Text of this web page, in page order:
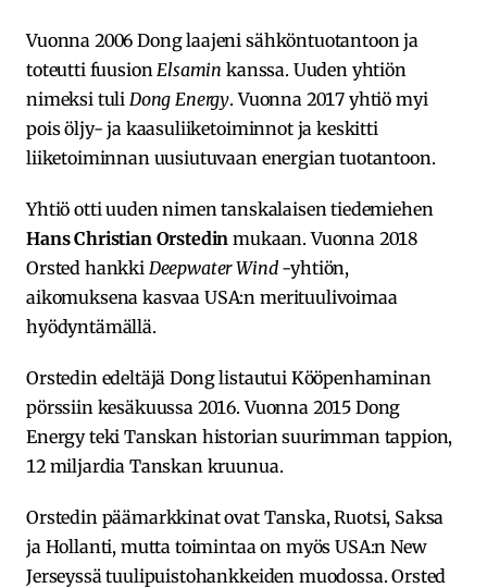
Vuonna 2006 Dong laajeni sähköntuotantoon ja
toteutti fuusion Elsamin kanssa. Uuden yhtiön
nimeksi tuli Dong Energy. Vuonna 2017 yhtiö myi
pois öljy- ja kaasuliiketoiminnot ja keskitti
liiketoiminnan uusiutuvaan energian tuotantoon.
Yhtiö otti uuden nimen tanskalaisen tiedemiehen
Hans Christian Orstedin mukaan. Vuonna 2018
Orsted hankki Deepwater Wind -yhtiön,
aikomuksena kasvaa USA:n merituulivoimaa
hyödyntämällä.
Orstedin edeltäjä Dong listautui Kööpenhaminan
pörssiin kesäkuussa 2016. Vuonna 2015 Dong
Energy teki Tanskan historian suurimman tappion,
12 miljardia Tanskan kruunua.
Orstedin päämarkkinat ovat Tanska, Ruotsi, Saksa
ja Hollanti, mutta toimintaa on myös USA:n New
Jerseyssä tuulipuistohankkeiden muodossa. Orsted